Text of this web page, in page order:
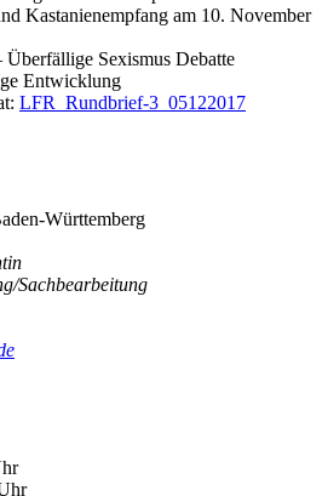
Kastanienempfang am 10. November
Sexismus Debatte
Entwicklung
LFR_Rundbrief-3_05122017
Sachbearbeitung